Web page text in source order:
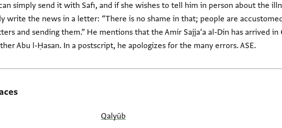
simply send it with Safi, and if she wishes to tell him in person about the
write the news in a letter: “There is no shame in that; people are
and sending them.” He mentions that the Amir Sajja‘a al-Din has arrived in
Abu l-Ḥasan. In a postscript, he apologizes for the many errors. ASE.
Qalyūb